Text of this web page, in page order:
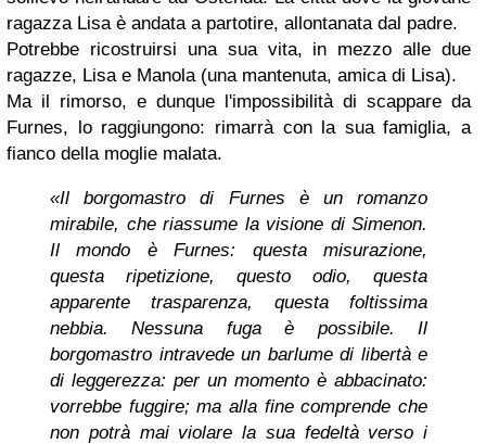
ragazza Lisa è andata a partotire, allontanata dal padre.
Potrebbe ricostruirsi una sua vita, in mezzo alle due
ragazze, Lisa e Manola (una mantenuta, amica di Lisa).
Ma il rimorso, e dunque l'impossibilità di scappare da
Furnes, lo raggiungono: rimarrà con la sua famiglia, a
fianco della moglie malata.
«Il borgomastro di Furnes è un romanzo
mirabile, che riassume la visione di Simenon.
Il mondo è Furnes: questa misurazione,
questa ripetizione, questo odio, questa
apparente trasparenza, questa foltissima
nebbia. Nessuna fuga è possibile. Il
borgomastro intravede un barlume di libertà e
di leggerezza: per un momento è abbacinato:
vorrebbe fuggire; ma alla fine comprende che
non potrà mai violare la sua fedeltà verso i